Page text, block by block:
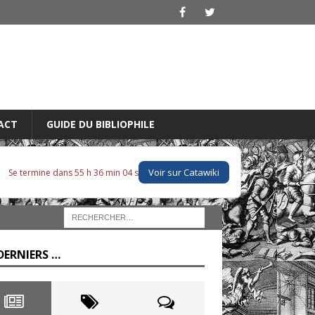
GUIDE DU BIBLIOPHILE
Se termine dans 55 h 36 min 03 s Voir sur Catawiki
…